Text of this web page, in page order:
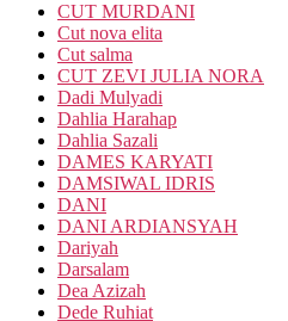
CUT MURDANI
Cut nova elita
Cut salma
CUT ZEVI JULIA NORA
Dadi Mulyadi
Dahlia Harahap
Dahlia Sazali
DAMES KARYATI
DAMSIWAL IDRIS
DANI
DANI ARDIANSYAH
Dariyah
Darsalam
Dea Azizah
Dede Ruhiat